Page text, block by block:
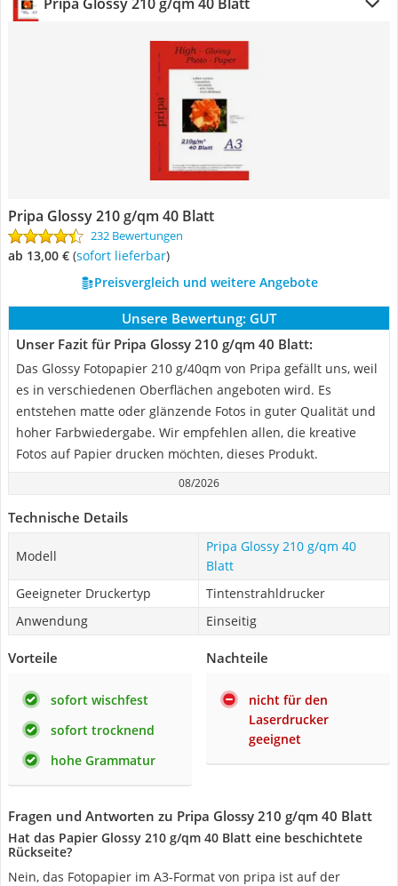
Pripa Glossy 210 g/qm 40 Blatt
232 Bewertungen
ab 13,00 € ( Sofort lieferbar)
Preisvergleich und weitere Angebote
Unsere Bewertung: GUT
Unser Fazit für Pripa Glossy 210 g/qm 40 Blatt:
Das Glossy Fotopapier 210 g/40qm von Pripa gefällt uns, weil
es in verschiedenen Oberflächen angeboten wird. Es
entstehen matte oder glänzende Fotos in guter Qualität und
hoher Farbwiedergabe. Wir empfehlen allen, die kreative
Fotos auf Papier drucken möchten, dieses Produkt.
08/2026
Technische Details
Modell
Pripa Glossy 210 g/qm 40
Blatt
Geeigneter Druckertyp
Tintenstrahldrucker
Anwendung
Einseitig
Vorteile
sofort wischfest
sofort trocknend
hohe Grammatur
Nachteile
nicht für den
Laserdrucker
geeignet
Fragen und Antworten zu Pripa Glossy 210 g/qm 40 Blatt
Hat das Papier Glossy 210 g/qm 40 Blatt eine beschichtete
Rückseite?
Nein, das Fotopapier im A3-Format von pripa ist auf der